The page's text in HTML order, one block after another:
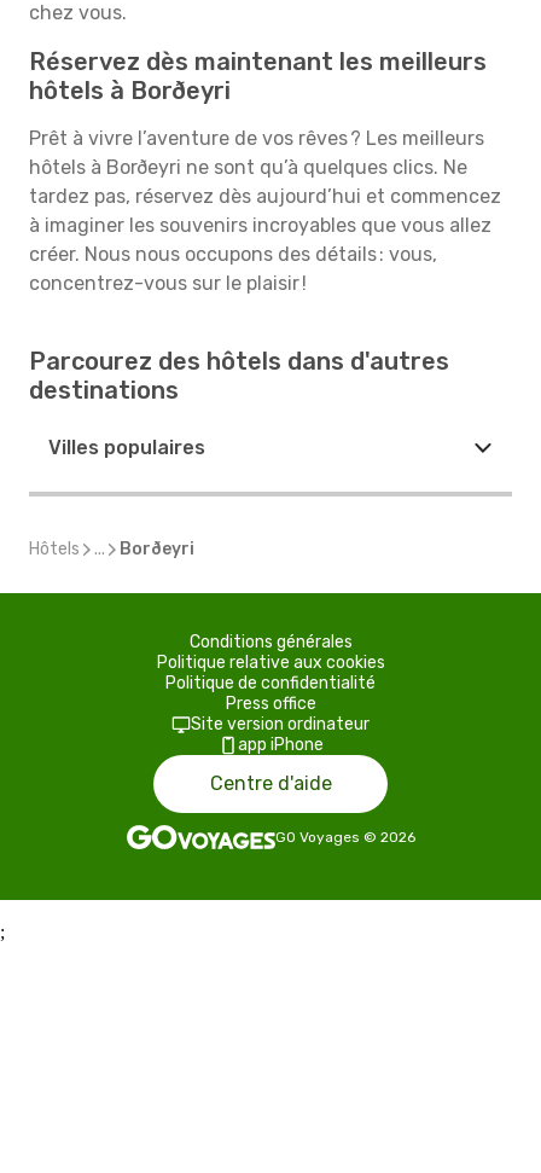
chez vous.
Réservez dès maintenant les meilleurs
hôtels à Borðeyri
Prêt à vivre l’aventure de vos rêves ? Les meilleurs
hôtels à Borðeyri ne sont qu’à quelques clics. Ne
tardez pas, réservez dès aujourd’hui et commencez
à imaginer les souvenirs incroyables que vous allez
créer. Nous nous occupons des détails : vous,
concentrez-vous sur le plaisir !
Parcourez des hôtels dans d'autres
destinations
Villes populaires
Hôtels ... Borðeyri
Conditions générales
Politique relative aux cookies
Politique de confidentialité
Press office
Site version ordinateur
app iPhone
Centre d'aide
GO Voyages © 2026
;